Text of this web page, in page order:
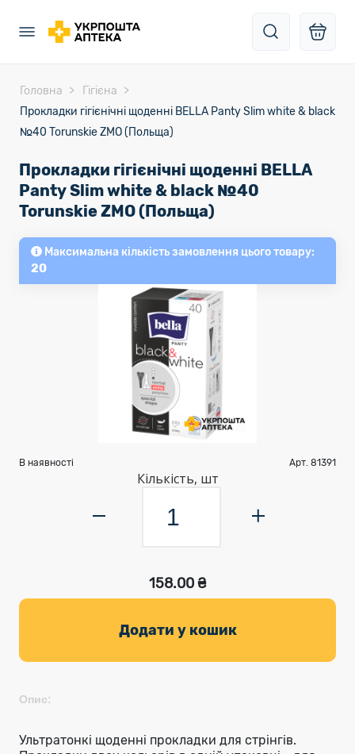
Головна
Гігієна
Прокладки гігієнічні щоденні BELLA Panty Slim white & black
№40 Torunskie ZMO (Польща)
Прокладки гігієнічні щоденні BELLA
Panty Slim white & black №40
Torunskie ZMO (Польща)
Максимальна кількість замовлення цього товару:
20
В наявності Арт. 81391
Кількість, шт
158.00 ₴
Додати у кошик
Опис:
Ультратонкі щоденні прокладки для стрінгів.